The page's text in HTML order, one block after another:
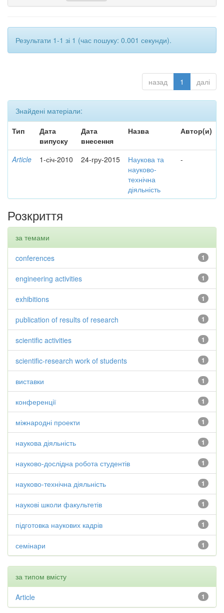
Результати 1-1 зі 1 (час пошуку: 0.001 секунди).
назад 1 далі
Знайдені матеріали:
Тип
Дата
випуску
Дата
внесення
Назва Автор(и)
Article 1-січ-2010 24-гру-2015
Наукова та
науково-
технічна
діяльність
-
Розкриття
за темами
1
conferences
1
engineering activities
1
exhibitions
1
publication of results of research
1
scientific activities
1
scientific-research work of students
1
виставки
1
конференції
1
міжнародні проекти
1
наукова діяльність
1
науково-дослідна робота студентів
1
науково-технічна діяльність
1
наукові школи факультетів
1
підготовка наукових кадрів
1
семінари
за типом вмісту
1
Article